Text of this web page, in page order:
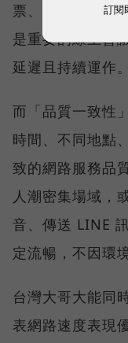
票、秒殺限量商
是重要的線上會
延遲且持續運作。
而「品質一致性
時間、不同地點
致的網路服務品
人潮密集場域，
音、傳送 LINE
定流暢，不因環
台灣大哥大能同
表網路速度表現
訂閱